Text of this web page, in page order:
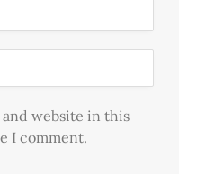
and website in this
I comment.